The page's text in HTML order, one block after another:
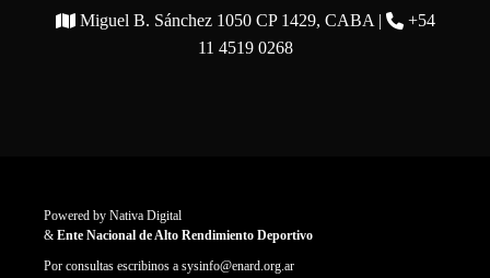
Miguel B. Sánchez 1050 CP 1429, CABA |
+54
11 4519 0268
Powered by Nativa Digital
& Ente Nacional de Alto Rendimiento Deportivo
Por consultas escribinos a sysinfo@enard.org.ar